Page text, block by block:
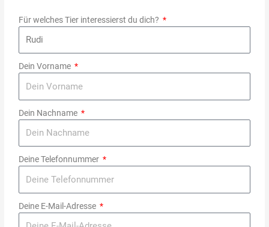
Für welches Tier interessierst du dich?
Dein Vorname
Dein Nachname
Deine Telefonnummer
Deine E-Mail-Adresse